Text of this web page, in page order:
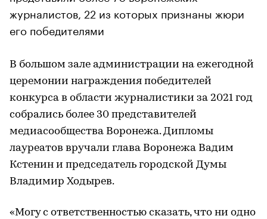
журналистов, 22 из которых признаны жюри
его победителями
В большом зале администрации на ежегодной
церемонии награждения победителей
конкурса в области журналистики за 2021 год
собрались более 30 представителей
медиасообщества Воронежа. Дипломы
лауреатов вручали глава Воронежа Вадим
Кстенин и председатель городской Думы
Владимир Ходырев.
«Могу с ответственностью сказать, что ни одно